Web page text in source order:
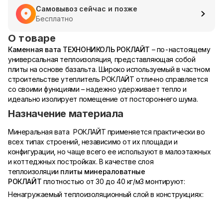
Самовывоз сейчас и позже
Бесплатно
О товаре
Каменная вата ТЕХНОНИКОЛЬ РОКЛАЙТ – по-настоящему
универсальная теплоизоляция, представляющая собой
плиты на основе базальта. Широко используемый в частном
строительстве утеплитель РОКЛАЙТ отлично справляется
со своими функциями – надежно удерживает тепло и
идеально изолирует помещение от постороннего шума.
Назначение материала
Минеральная вата РОКЛАЙТ применяется практически во
всех типах строений, независимо от их площади и
конфигурации, но чаще всего ее используют в малоэтажных
и коттеджных постройках. В качестве слоя
теплоизоляции плиты минераловатные
РОКЛАЙТ плотностью от 30 до 40 кг/м3 монтируют:
Ненагружаемый теплоизоляционный слой в конструкциях: